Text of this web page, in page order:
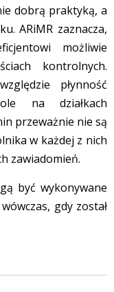
dobrą praktyką, a
ARiMR zaznacza,
możliwie
kontrolnych.
płynność
na działkach
przeważnie nie są
w każdej z nich
zawiadomień.
być wykonywane
gdy został